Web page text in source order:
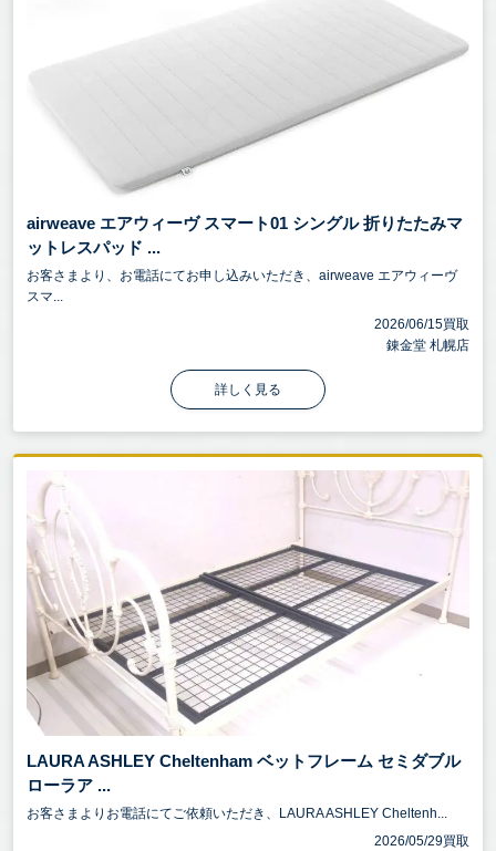
airweave エアウィーヴ スマート01 シングル 折りたたみマ
ットレスパッド ...
お客さまより、お電話にてお申し込みいただき、airweave エアウィーヴ
スマ...
2026/06/15買取
錬金堂 札幌店
詳しく見る
LAURA ASHLEY Cheltenham ベットフレーム セミダブル
ローラア ...
お客さまよりお電話にてご依頼いただき、LAURA ASHLEY Cheltenh...
2026/05/29買取